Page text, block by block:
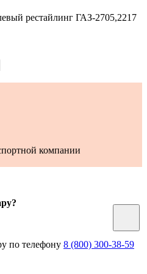
рестайлинг ГАЗ-2705,2217
компании
по телефону 8 (800) 300-38-59